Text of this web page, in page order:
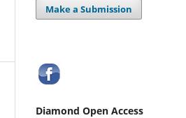
Make a Submission
Diamond Open Access